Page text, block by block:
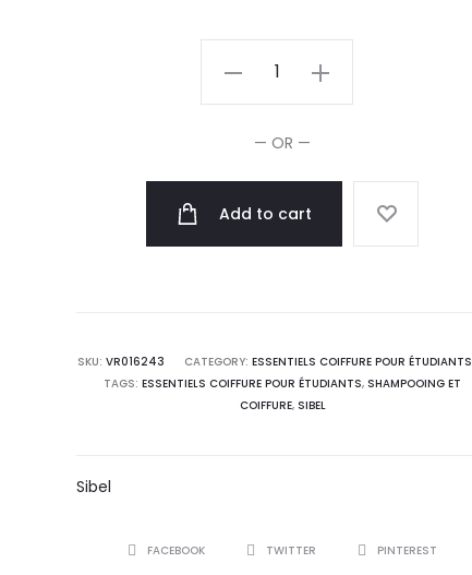
Croco
Noir
quantity
— OR —
Add to cart
SKU: VR016243 CATEGORY: ESSENTIELS COIFFURE POUR ÉTUDIANTS
TAGS:ESSENTIELS COIFFURE POUR ÉTUDIANTS, SHAMPOOING ET
COIFFURE, SIBEL
Sibel
SHAREFACEBOOK TWITTER PINTEREST